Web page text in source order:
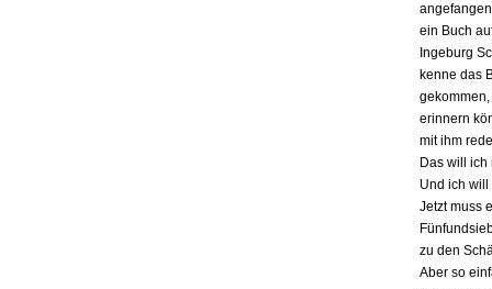
ein Buch
Ingeburg
kenne das
erinnern
mit ihm
Das will
Und ich
Jetzt muss
zu den
Aber so